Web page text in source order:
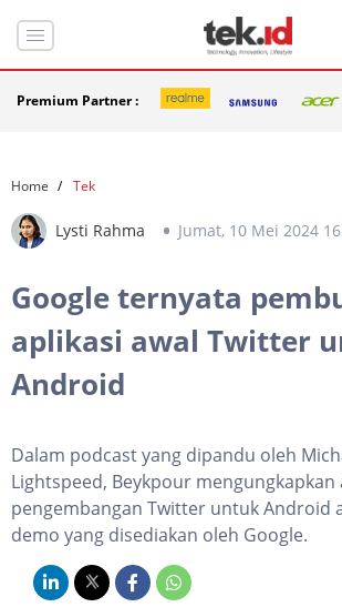
Premium Partner :
Home Tek
Lysti Rahma Jumat, 10 Mei 2024
Google ternyata
aplikasi awal Twitter
Android
Dalam podcast yang dipandu oleh
Lightspeed, Beykpour mengungkapkan
pengembangan Twitter untuk Android
demo yang disediakan oleh Google.